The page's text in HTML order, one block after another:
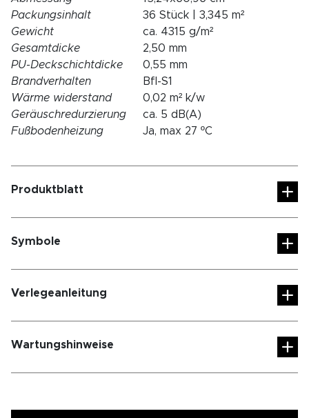
Packungsinhalt
36 Stück | 3,345 m²
Gewicht
ca. 4315 g/m²
Gesamtdicke
2,50 mm
PU-Deckschichtdicke
0,55 mm
Brandverhalten
Bfl-S1
Wärme widerstand
0,02 m² k/w
Geräuschredurzierung
ca. 5 dB(A)
Fußbodenheizung
Ja, max 27 ºC
Produktblatt
Symbole
Verlegeanleitung
Wartungshinweise